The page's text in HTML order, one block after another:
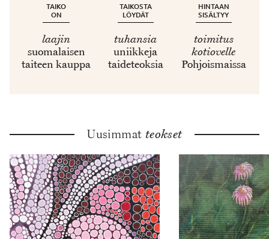
TAIKO
ON
laajin
suomalaisen
taiteen kauppa
TAIKOSTA
LÖYDÄT
tuhansia
uniikkeja
taideteoksia
HINTAAN
SISÄLTYY
toimitus
kotiovelle
Pohjoismaissa
Uusimmat teokset